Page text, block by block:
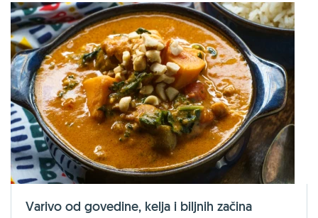
Varivo od govedine, kelja i biljnih začina